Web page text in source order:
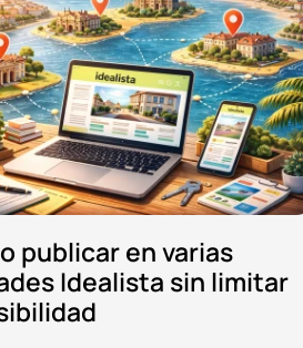
publicar en varias
Idealista sin limitar